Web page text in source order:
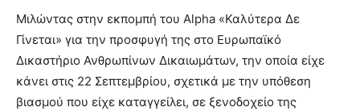
Μιλώντας στην εκπομπή του Alpha «Καλύτερα Δε
Γίνεται» για την προσφυγή της στο Ευρωπαϊκό
Δικαστήριο Ανθρωπίνων Δικαιωμάτων, την οποία είχε
κάνει στις 22 Σεπτεμβρίου, σχετικά με την υπόθεση
βιασμού που είχε καταγγείλει, σε ξενοδοχείο της